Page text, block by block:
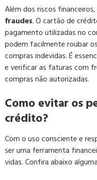
Além dos riscos
fraudes. O cartão de
pagamento utilizadas no
podem facilmente roubar
compras indevidas. É
e verificar as faturas com
compras não autorizadas.
Como evitar os
crédito?
Com o uso consciente e
ser uma ferramenta
vidas. Confira abaixo